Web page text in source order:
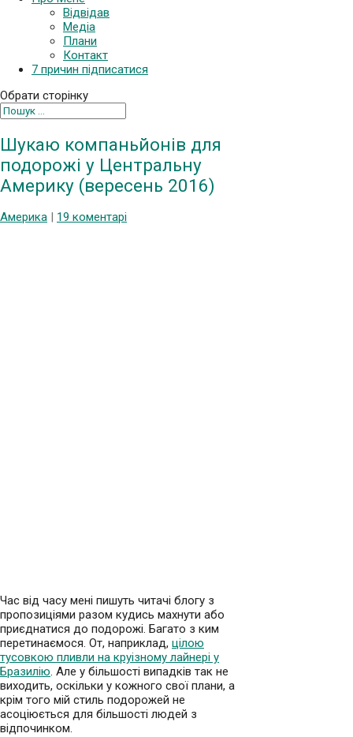
Відвідав
Медіа
Плани
Контакт
7 причин підписатися
Обрати сторінку
Шукаю компаньйонів для
подорожі у Центральну
Америку (вересень 2016)
Америка 19 коментарі
Час від часу мені пишуть читачі блогу з
пропозиціями разом кудись махнути або
приєднатися до подорожі. Багато з ким
перетинаємося. От, наприклад, цілою
тусовкою пливли на круізному лайнері у
Бразилію. Але у більшості випадків так не
виходить, оскільки у кожного свої плани, а
крім того мій стиль подорожей не
асоціюється для більшості людей з
відпочинком.